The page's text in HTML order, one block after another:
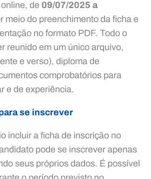
de 09/07/2025 a
meio do preenchimento da ficha e
no formato PDF. Todo o
reunido em um único arquivo,
e verso), diploma de
comprobatórios para
e de experiência.
se inscrever
incluir a ficha de inscrição no
pode se inscrever apenas
seus próprios dados. É possível